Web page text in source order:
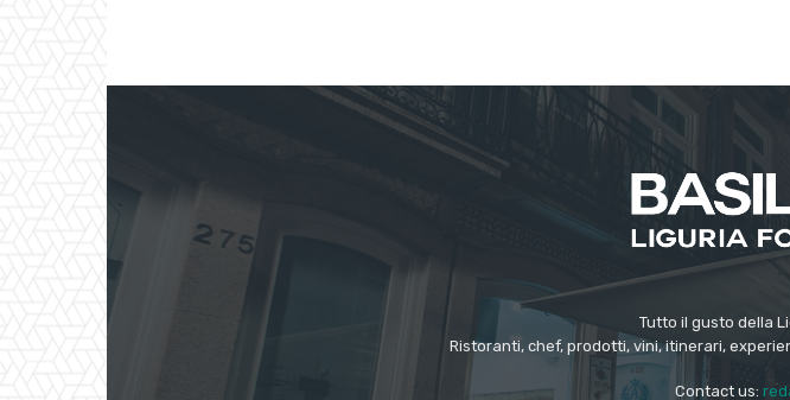
Tutto il gusto della
Ristoranti, chef, prodotti, vini, itinerari,
Contact us: